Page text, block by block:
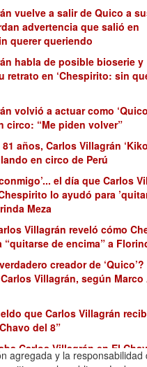
vuelve a salir de Quico a
advertencia que salió en
querer queriendo
habla de posible bioserie y
retrato en ‘Chespirito: sin
volvió a actuar como
circo: “Me piden volver”
años, Carlos Villagrán
en circo de Perú
el día que Carlos
lo ayudó para
Meza
Villagrán reveló cómo
“quitarse de encima” a
creador de
Villagrán, según
que Carlos Villagrán
del 8”
Carlos Villagrán en El
que superó al de
agregada y la responsabilidad